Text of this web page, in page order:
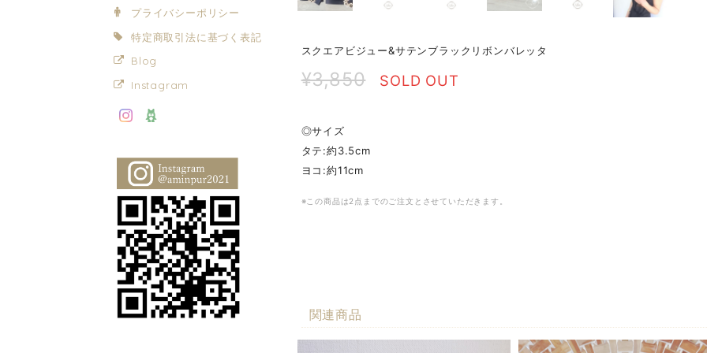
プライバシーポリシー
特定商取引法に基づく表記
Blog
Instagram
スクエアビジュー&サテンブラックリボンバレッタ
¥3,850 SOLD OUT
◎サイズ
タテ:約3.5cm
ヨコ:約11cm
※この商品は2点までのご注文とさせていただきます。
関連商品